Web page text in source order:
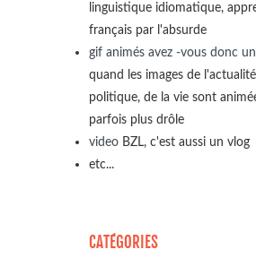
linguistique idiomatique,
français par l'absurde
gif animés avez -vous donc
quand les images de
politique, de la vie sont
parfois plus drôle
video BZL, c'est aussi un vlog
etc...
CATÉGORIES